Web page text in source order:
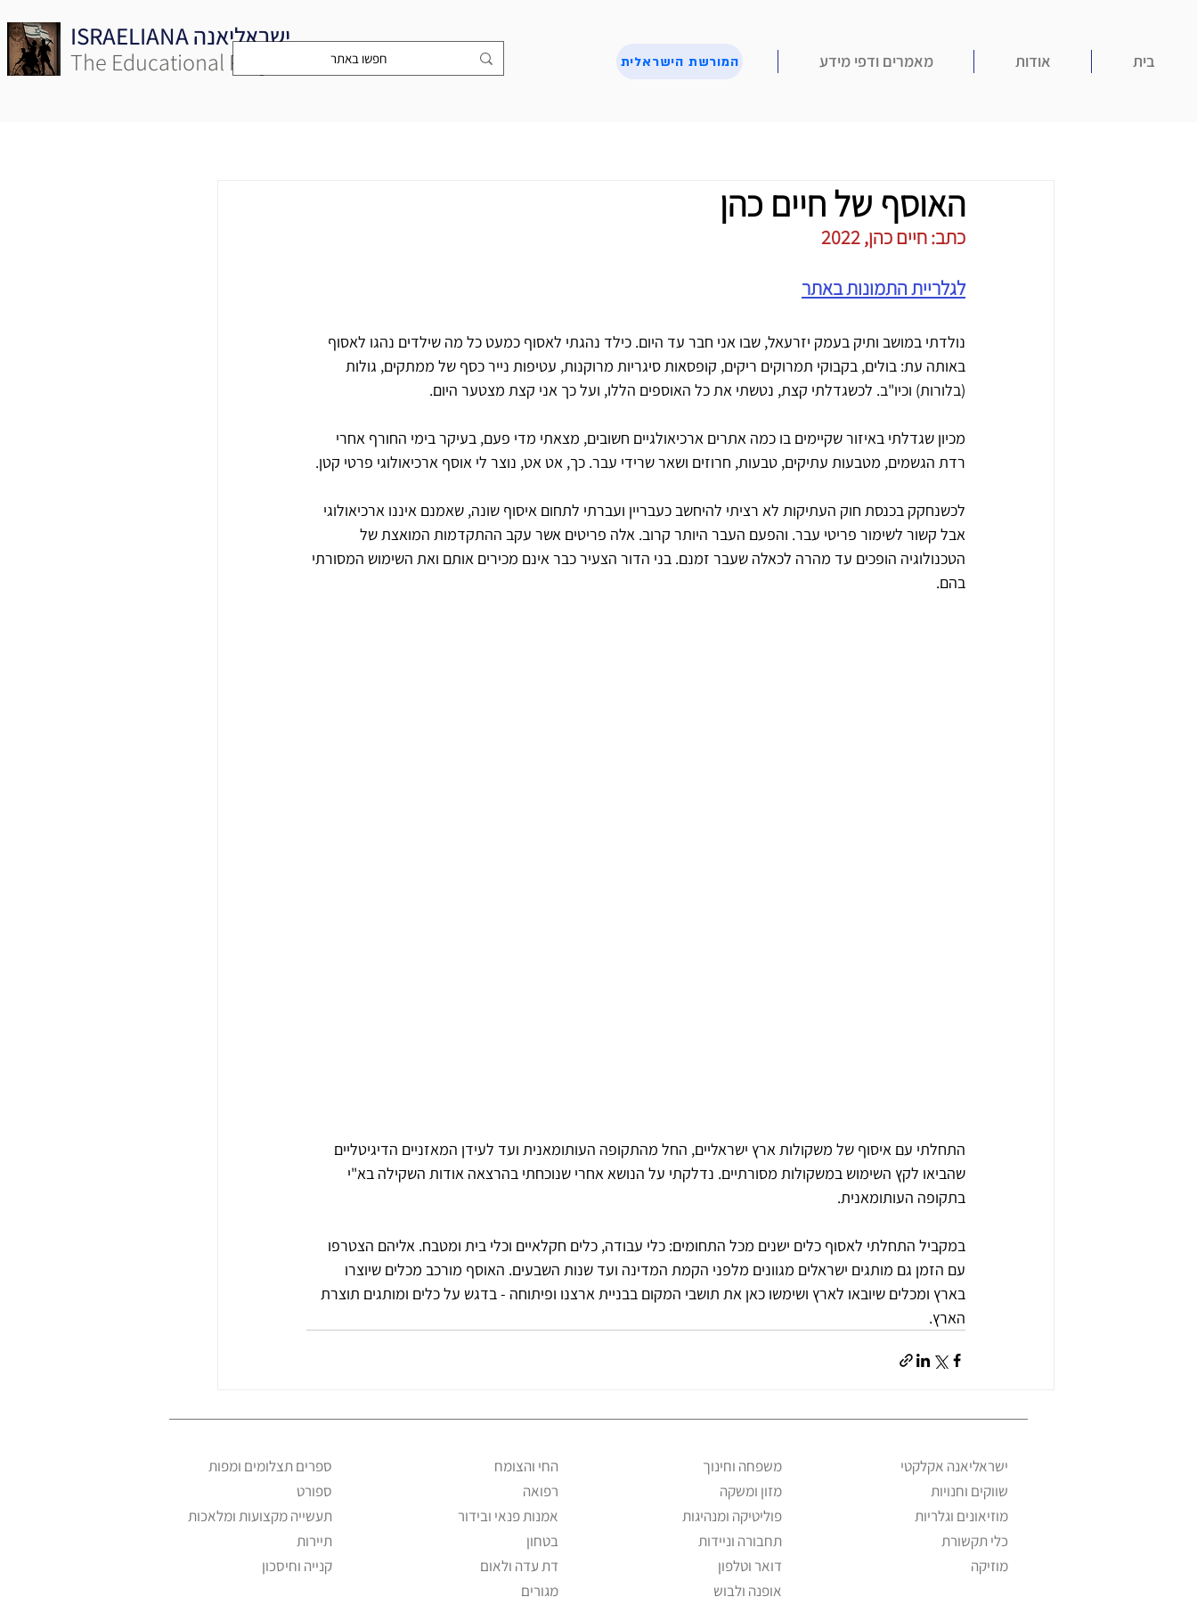
ISRAELIANA ישראליאנה
The Educational Project המורשת הישראלית בית אודות מאמרים ודפי מידע
האוסף של חיים כהן
כתב: חיים כהן, 2022
לגלריית התמונות באתר
נולדתי במושב ותיק בעמק יזרעאל, שבו אני חבר עד היום. כילד נהגתי לאסוף כמעט כל מה שילדים נהגו לאסוף
באותה עת: בולים, בקבוקי תמרוקים ריקים, קופסאות סיגריות מרוקנות, עטיפות נייר כסף של ממתקים, גולות
(בלורות) וכיו"ב. לכשגדלתי קצת, נטשתי את כל האוספים הללו, ועל כך אני קצת מצטער היום.
מכיון שגדלתי באיזור שקיימים בו כמה אתרים ארכיאולגיים חשובים, מצאתי מדי פעם, בעיקר בימי החורף אחרי
רדת הגשמים, מטבעות עתיקים, טבעות, חרוזים ושאר שרידי עבר. כך, אט אט, נוצר לי אוסף ארכיאולוגי פרטי קטן.
לכשנחקק בכנסת חוק העתיקות לא רציתי להיחשב כעבריין ועברתי לתחום איסוף שונה, שאמנם איננו ארכיאולוגי
אבל קשור לשימור פריטי עבר. והפעם העבר היותר קרוב. אלה פריטים אשר עקב ההתקדמות המואצת של
הטכנולוגיה הופכים עד מהרה לכאלה שעבר זמנם. בני הדור הצעיר כבר אינם מכירים אותם ואת השימוש המסורתי
בהם.
התחלתי עם איסוף של משקולות ארץ ישראליים, החל מהתקופה העותומאנית ועד לעידן המאזניים הדיגיטליים
שהביאו לקץ השימוש במשקולות מסורתיים. נדלקתי על הנושא אחרי שנוכחתי בהרצאה אודות השקילה בא"י
בתקופה העותומאנית.
במקביל התחלתי לאסוף כלים ישנים מכל התחומים: כלי עבודה, כלים חקלאיים וכלי בית ומטבח. אליהם הצטרפו
עם הזמן גם מותגים ישראלים מגוונים מלפני הקמת המדינה ועד שנות השבעים. האוסף מורכב מכלים שיוצרו
בארץ ומכלים שיובאו לארץ ושימשו כאן את תושבי המקום בבניית ארצנו ופיתוחה - בדגש על כלים ומותגים תוצרת
הארץ.
ספרים תצלומים ומפות
ספורט
תעשייה מקצועות ומלאכות
תיירות
קנייה וחיסכון
החי והצומח
רפואה
אמנות פנאי ובידור
בטחון
דת עדה ולאום
מגורים
משפחה וחינוך
מזון ומשקה
פוליטיקה ומנהיגות
תחבורה וניידות
דואר וטלפון
אופנה ולבוש
ישראליאנה אקלקטי
שווקים וחנויות
מוזיאונים וגלריות
כלי תקשורת
מוזיקה